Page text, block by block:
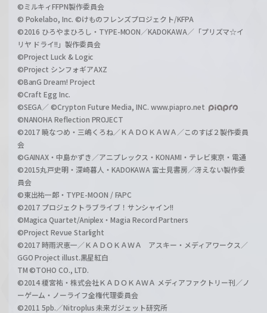
©ミルキィFFPN製作委員会
© Pokelabo, Inc. ©けものフレンズプロジェクト/KFPA
©2016 ひろやまひろし・TYPE-MOON／KADOKAWA／「プリズマ☆イ
リヤ ドライ!!」製作委員会
©Project Luck & Logic
©Project シンフォギアAXZ
©BanG Dream! Project
©Craft Egg Inc.
©SEGA／ ©Crypton Future Media, INC. www.piapro.net
©NANOHA Reflection PROJECT
©2017 暁なつめ・三嶋くろね／ＫＡＤＯＫＡＷＡ／このすば２製作委員
会
©GAINAX・中島かずき／アニプレックス・KONAMI・テレビ東京・電通
©2015丸戸史明・深崎暮人・KADOKAWA 富士見書房／冴えない製作委
員会
©東出祐一郎・TYPE-MOON / FAPC
©2017 プロジェクトラブライブ！サンシャイン!!
©Magica Quartet/Aniplex・Magia Record Partners
©Project Revue Starlight
©2017 時雨沢恵一／ＫＡＤＯＫＡＷＡ アスキー・メディアワークス／
GGO Project illust.黒星紅白
TM ©TOHO CO., LTD.
©2014 榎宮祐・株式会社ＫＡＤＯＫＡＷＡ メディアファクトリー刊／ノ
ーゲーム・ノーライフ全権代理委員会
©2011 5pb.／Nitroplus 未来ガジェット研究所